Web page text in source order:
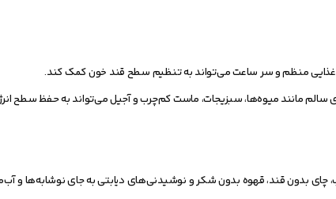
منظم و سر ساعت می‌تواند به تنظیم سطح قند خون کمک کند.
مانند میوه‌ها، سبزیجات، ماست کم‌چرب و آجیل می‌تواند به حفظ سطح
چای بدون قند، قهوه بدون شکر و نوشیدنی‌های دیابتی به جای نوشابه‌ها و